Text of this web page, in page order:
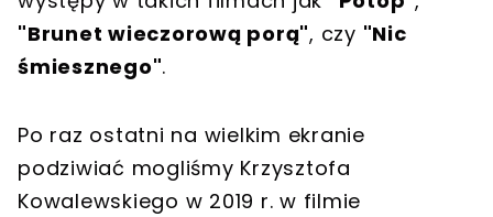
"Brunet wieczorową porą", czy "Nic
śmiesznego".
Po raz ostatni na wielkim ekranie
podziwiać mogliśmy Krzysztofa
Kowalewskiego w 2019 r. w filmie